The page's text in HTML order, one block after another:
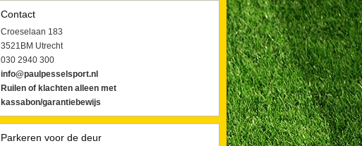
Contact
Croeselaan 183
3521BM Utrecht
030 2940 300
info@paulpesselsport.nl
Ruilen of klachten alleen met
kassabon/garantiebewijs
Parkeren voor de deur